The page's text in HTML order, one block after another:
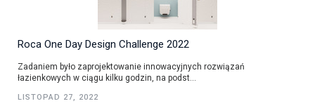
Roca One Day Design Challenge 2022
Zadaniem było zaprojektowanie innowacyjnych rozwiązań
łazienkowych w ciągu kilku godzin, na podst...
LISTOPAD 27, 2022